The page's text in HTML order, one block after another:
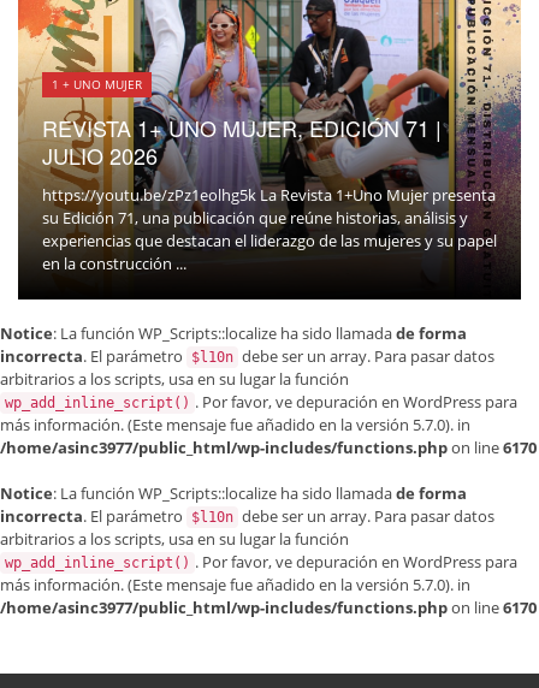
1 + UNO MUJER
REVISTA 1+ UNO MUJER, EDICIÓN 71 |
JULIO 2026
https://youtu.be/zPz1eolhg5k La Revista 1+Uno Mujer presenta
su Edición 71, una publicación que reúne historias, análisis y
experiencias que destacan el liderazgo de las mujeres y su papel
en la construcción ...
Notice: La función WP_Scripts::localize ha sido llamadade forma
incorrecta. El parámetro $l10n debe ser un array. Para pasar datos
arbitrarios a los scripts, usa en su lugar la función
wp_add_inline_script() . Por favor, vedepuración en WordPress para
más información. (Este mensaje fue añadido en la versión 5.7.0). in
/home/asinc3977/public_html/wp-includes/functions.phpon line6170
Notice: La función WP_Scripts::localize ha sido llamadade forma
incorrecta. El parámetro $l10n debe ser un array. Para pasar datos
arbitrarios a los scripts, usa en su lugar la función
wp_add_inline_script() . Por favor, vedepuración en WordPress para
más información. (Este mensaje fue añadido en la versión 5.7.0). in
/home/asinc3977/public_html/wp-includes/functions.phpon line6170